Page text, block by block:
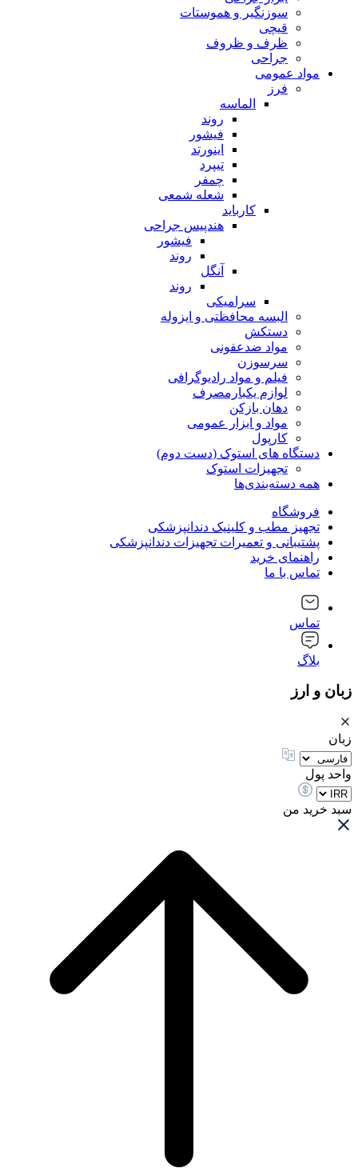
سوزنگیر و هموستات
قیچی
ظرف و ظروف
جراحی
مواد عمومی
فرز
الماسه
روند
فیشور
اینورتد
تیپرد
چمفر
شعله شمعی
کارباید
هندپیس جراحی
فیشور
روند
آنگل
روند
سرامیکی
البسه محافظتی و ایزوله
دستکش
مواد ضدعفونی
سرسوزن
فیلم و مواد رادیوگرافی
لوازم یکبارمصرف
دهان بازکن
مواد و ابزار عمومی
کارپول
دستگاه های استوک (دست دوم)
تجهیزات استوک
همه دسته‌بندی‌ها
فروشگاه
تجهیز مطب و کلینیک دندانپزشکی
پشتیبانی و تعمیرات تجهیزات دندانپزشکی
راهنمای خرید
تماس با ما
تماس
بلاگ
زبان و ارز
زبان
واحد پول
سبد خرید من